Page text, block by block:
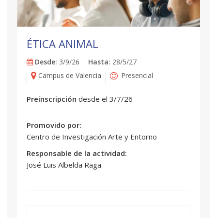
ÉTICA ANIMAL
Desde: 3/9/26 Hasta: 28/5/27
Campus de Valencia
Presencial
Preinscripción desde el 3/7/26
Promovido por:
Centro de Investigación Arte y Entorno
Responsable de la actividad:
José Luis Albelda Raga